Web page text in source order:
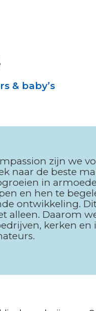
& baby’s
zijn we
naar de beste
in armoede
en hen te
ontwikkeling.
alleen. Daarom
kerken en